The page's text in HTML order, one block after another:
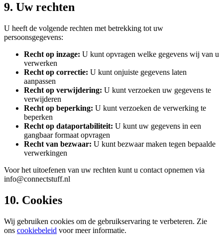
9. Uw rechten
U heeft de volgende rechten met betrekking tot uw
persoonsgegevens:
Recht op inzage: U kunt opvragen welke gegevens wij van u
verwerken
Recht op correctie: U kunt onjuiste gegevens laten
aanpassen
Recht op verwijdering: U kunt verzoeken uw gegevens te
verwijderen
Recht op beperking: U kunt verzoeken de verwerking te
beperken
Recht op dataportabiliteit: U kunt uw gegevens in een
gangbaar formaat opvragen
Recht van bezwaar: U kunt bezwaar maken tegen bepaalde
verwerkingen
Voor het uitoefenen van uw rechten kunt u contact opnemen via
info@connectstuff.nl
10. Cookies
Wij gebruiken cookies om de gebruikservaring te verbeteren. Zie
ons cookiebeleid voor meer informatie.